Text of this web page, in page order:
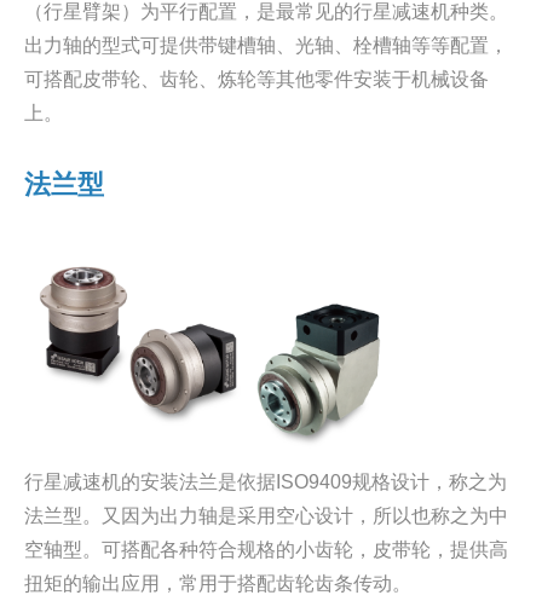
（行星臂架）为平行配置，是最常见的行星减速机种类。
出力轴的型式可提供带键槽轴、光轴、栓槽轴等等配置，
可搭配皮带轮、齿轮、炼轮等其他零件安装于机械设备
上。
法兰型
行星减速机的安装法兰是依据ISO9409规格设计，称之为
法兰型。又因为出力轴是采用空心设计，所以也称之为中
空轴型。可搭配各种符合规格的小齿轮，皮带轮，提供高
扭矩的输出应用，常用于搭配齿轮齿条传动。